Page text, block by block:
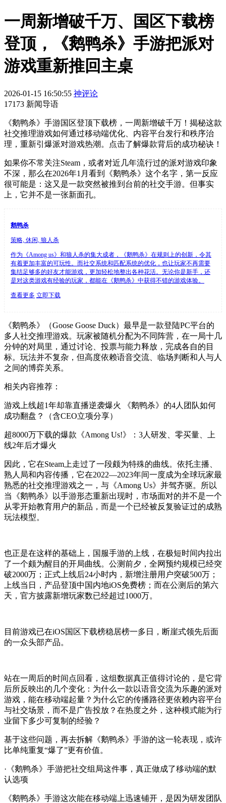
一周新增破千万、国区下载榜
登顶，《鹅鸭杀》手游把派对
游戏重新推回主桌
2026-01-15 16:50:55 神评论
17173 新闻导语
《鹅鸭杀》手游国区登顶下载榜，一周新增破千万！揭秘这款
社交推理游戏如何通过移动端优化、内容平台发行和秩序治
理，重新引爆派对游戏热潮。点击了解爆款背后的成功秘诀！
如果你不常关注Steam，或者对近几年流行过的派对游戏印象
不深，那么在2026年1月看到《鹅鸭杀》这个名字，第一反应
很可能是：这又是一款突然被推到台前的社交手游。但事实
上，它并不是一张新面孔。
鹅鸭杀
策略, 休闲, 狼人杀
作为《Among us》和狼人杀的集大成者，《鹅鸭杀》在规则上的创新，令其
有着更加丰富的可玩性。而社交系统和匹配系统的优化，也让玩家不再需要
集结足够多的好友才能游戏，更加轻松地整出各种花活。无论你是新手，还
是对这类游戏有经验的玩家，都能在《鹅鸭杀》中获得不错的游戏体验。
查看更多 立即下载
《鹅鸭杀》（Goose Goose Duck）最早是一款登陆PC平台的
多人社交推理游戏。玩家被随机分配为不同阵营，在一局十几
分钟的对局里，通过讨论、投票与能力释放，完成各自的目
标。玩法并不复杂，但高度依赖语音交流、临场判断和人与人
之间的博弈关系。
相关内容推荐：
游戏上线超1年却靠直播逆袭爆火 《鹅鸭杀》的4人团队如何
成功翻盘？（含CEO立项分享）
超8000万下载的爆款《Among Us!》：3人研发、零买量、上
线2年后才爆火
因此，它在Steam上走过了一段颇为特殊的曲线。依托主播、
熟人局和内容传播，它在2022—2023年间一度成为全球玩家最
熟悉的社交推理游戏之一，与《Among Us》并驾齐驱。所以
当《鹅鸭杀》以手游形态重新出现时，市场面对的并不是一个
从零开始教育用户的新品，而是一个已经被反复验证过的成熟
玩法模型。
也正是在这样的基础上，国服手游的上线，在极短时间内拉出
了一个颇为醒目的开局曲线。公测前夕，全网预约规模已经突
破2000万；正式上线后24小时内，新增注册用户突破500万；
上线当日，产品登顶中国内地iOS免费榜；而在公测后的第六
天，官方披露新增玩家数已经超过1000万。
目前游戏已在iOS国区下载榜稳居榜一多日，断崖式领先后面
的一众头部产品。
站在一周后的时间点回看，这组数据真正值得讨论的，是它背
后所反映出的几个变化：为什么一款以语音交流为乐趣的派对
游戏，能在移动端起量？为什么它的传播路径更依赖内容平台
与社交场景，而不是广告投放？在热度之外，这种模式能为行
业留下多少可复制的经验？
基于这些问题，再去拆解《鹅鸭杀》手游的这一轮表现，或许
比单纯重复“爆了”更有价值。
·《鹅鸭杀》手游把社交组局这件事，真正做成了移动端的默
认选项
《鹅鸭杀》手游这次能在移动端上迅速铺开，是因为研发团队